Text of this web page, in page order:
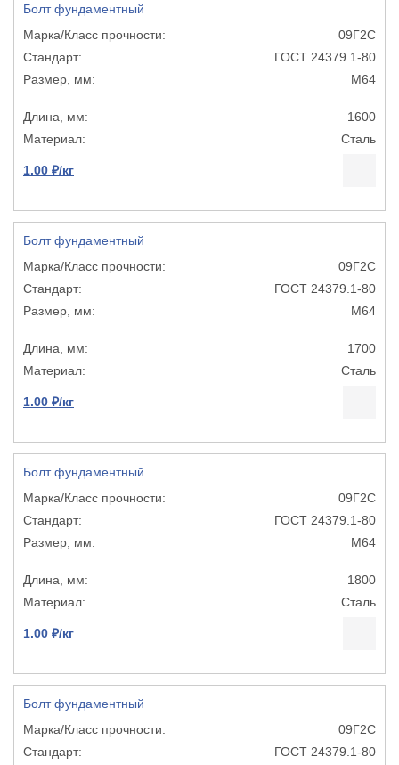
Болт фундаментный
09Г2С
ГОСТ 24379.1-80
М64
1600
Сталь
1.00 ₽/кг
Болт фундаментный
09Г2С
ГОСТ 24379.1-80
М64
1700
Сталь
1.00 ₽/кг
Болт фундаментный
09Г2С
ГОСТ 24379.1-80
М64
1800
Сталь
1.00 ₽/кг
Болт фундаментный
09Г2С
ГОСТ 24379.1-80